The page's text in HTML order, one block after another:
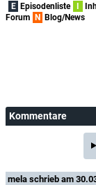
E Episodenliste I
Forum N Blog/News
Kommentare
mela schrieb am